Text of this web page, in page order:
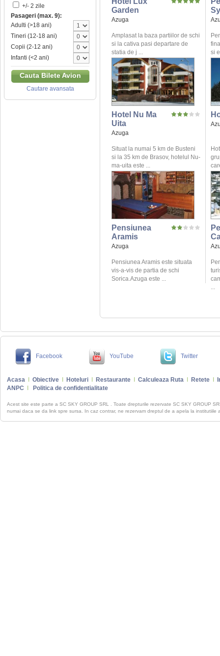
+/- 2 zile
Pasageri (max. 9):
Adulti (>18 ani)
Tineri (12-18 ani)
Copii (2-12 ani)
Infanti (<2 ani)
Cauta Bilete Avion
Cautare avansata
Garden
Azuga
Amplasat la baza partiilor de schi
si la cativa pasi departare de
statia de j ...
si
Hotel Nu Ma
Uita
Azuga
Situat la numai 5 km de Busteni
si la 35 km de Brasov, hotelul Nu-
ma-uita este ...
Pensiunea
Aramis
Azuga
Pensiunea Aramis este situata
vis-a-vis de partia de schi
Sorica.Azuga este ...
...
Facebook YouTube Twitter
Acasa Obiective Hoteluri Restaurante Calculeaza Ruta Retete
ANPC
Politica de confidentialitate
Acest site este parte a SC SKY GROUP SRL . Toate drepturile rezervate SC SKY GROUP
numai daca se da link spre sursa. In caz contrar, ne rezervam dreptul de a apela la institutiile